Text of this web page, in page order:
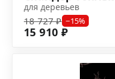
для деревьев
18 727 ₽ −15%
15 910 ₽